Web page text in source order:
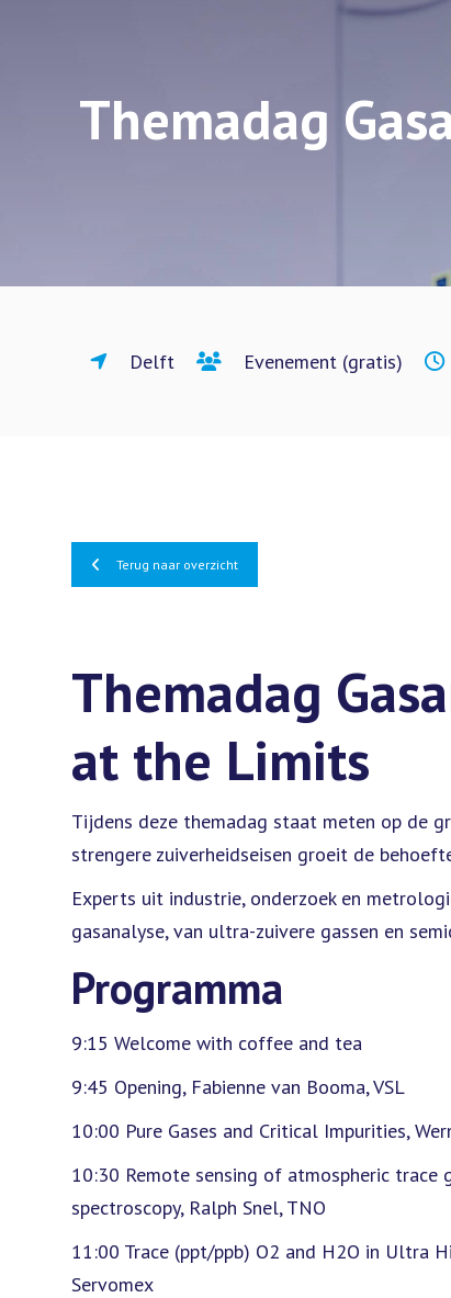
Themadag
Delft Evenement (gratis)
Terug naar overzicht
Themadag
at the Limits
Tijdens deze themadag staat meten op de
strengere zuiverheidseisen groeit de
Experts uit industrie, onderzoek en
gasanalyse, van ultra-zuivere gassen en
Programma
9:15 Welcome with coffee and tea
9:45 Opening, Fabienne van Booma, VSL
10:00 Pure Gases and Critical Impurities,
10:30 Remote sensing of atmospheric
spectroscopy, Ralph Snel, TNO
11:00 Trace (ppt/ppb) O2 and H2O in Ultra
Servomex